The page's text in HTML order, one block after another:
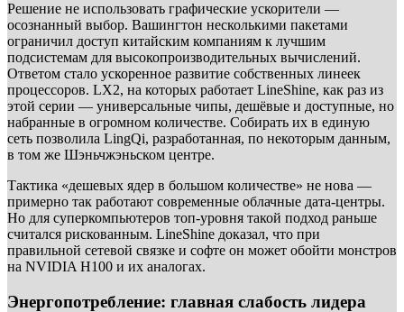
Решение не использовать графические ускорители —
осознанный выбор. Вашингтон несколькими пакетами
ограничил доступ китайским компаниям к лучшим
подсистемам для высокопроизводительных вычислений.
Ответом стало ускоренное развитие собственных линеек
процессоров. LX2, на которых работает LineShine, как раз из
этой серии — универсальные чипы, дешёвые и доступные, но
набранные в огромном количестве. Собирать их в единую
сеть позволила LingQi, разработанная, по некоторым данным,
в том же Шэньчжэньском центре.
Тактика «дешевых ядер в большом количестве» не нова —
примерно так работают современные облачные дата-центры.
Но для суперкомпьютеров топ-уровня такой подход раньше
считался рискованным. LineShine доказал, что при
правильной сетевой связке и софте он может обойти монстров
на NVIDIA H100 и их аналогах.
Энергопотребление: главная слабость лидера